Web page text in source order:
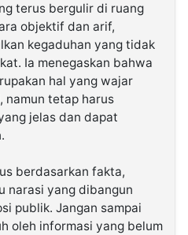
terus bergulir di ruang
objektif dan arif,
kegaduhan yang tidak
Ia menegaskan bahwa
hal yang wajar
namun tetap harus
jelas dan dapat
berdasarkan fakta,
narasi yang dibangun
publik. Jangan sampai
oleh informasi yang belum